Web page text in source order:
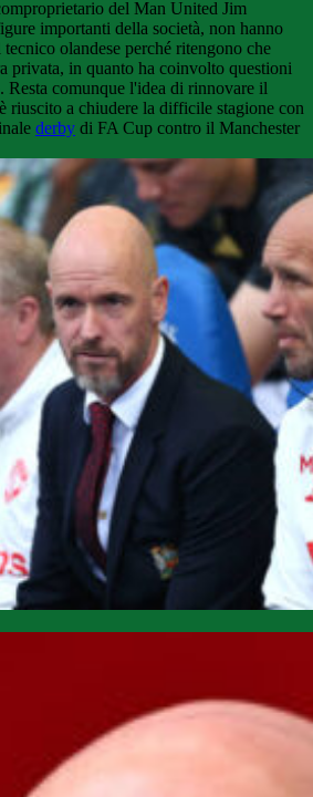
del Man United Jim
importanti della società, non hanno
olandese perché ritengono che
privata, in quanto ha coinvolto questioni
Resta comunque l'idea di rinnovare il
riuscito a chiudere la difficile stagione con
derby di FA Cup contro il Manchester